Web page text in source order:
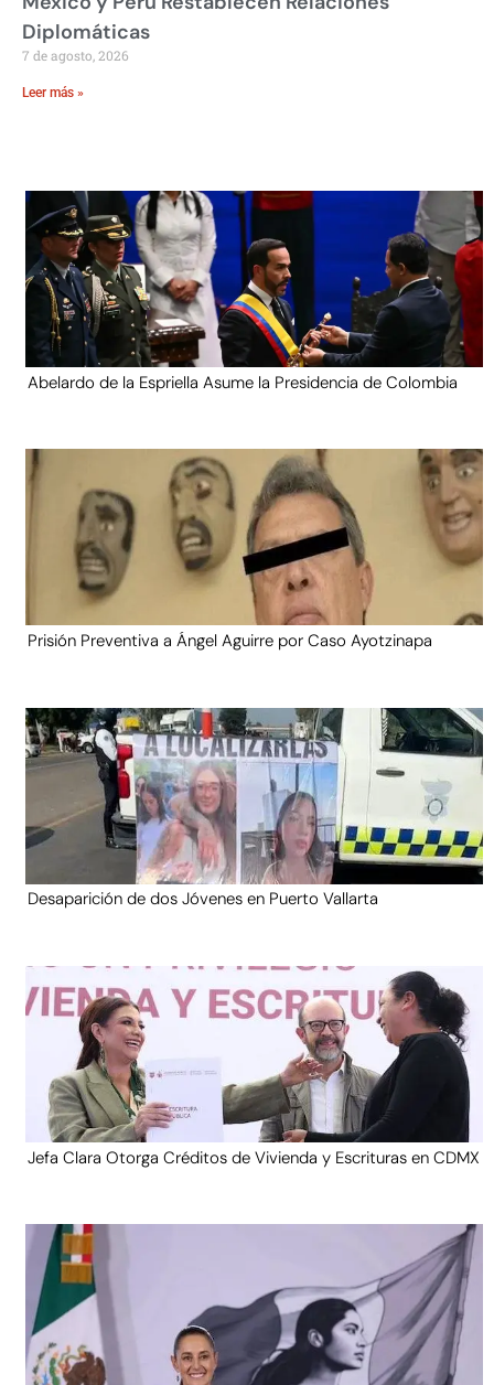
Diplomáticas
7 de agosto, 2026
Leer más »
Abelardo de la Espriella Asume la Presidencia de Colombia
Prisión Preventiva a Ángel Aguirre por Caso Ayotzinapa
Desaparición de dos Jóvenes en Puerto Vallarta
Jefa Clara Otorga Créditos de Vivienda y Escrituras en CDMX